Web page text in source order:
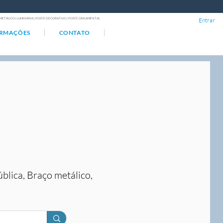
| LUMINÁRIA | POSTE DECORATIVO | POSTE ORNAMENTAL
CONTATO
Entrar
Braço metálico,